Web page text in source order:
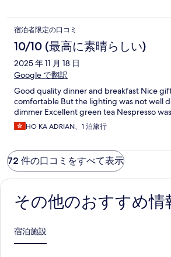
宿泊者限定の口コミ
10/10 (最高に素晴らしい)
2025 年 11 月 18 日
Google で翻訳
Good quality dinner and breakfast Nice
comfortable But the lighting was not well
dimmer Excellent green tea Nespresso
HO KA ADRIAN、1 泊旅行
72 件の口コミをすべて表示
その他のおすすめ情
宿泊施設